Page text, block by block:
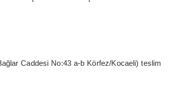
Caddesi No:43 a-b Körfez/Kocaeli) teslim